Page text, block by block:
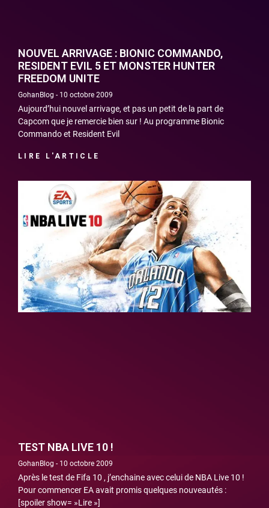
NOUVEL ARRIVAGE : BIONIC COMMANDO,
RESIDENT EVIL 5 ET MONSTER HUNTER
FREEDOM UNITE
GohanBlog 10 octobre 2009
Aujourd’hui nouvel arrivage, et pas un petit de la part de
Capcom que je remercie bien sur ! Au programme Bionic
Commando et Resident Evil
LIRE L'ARTICLE
TEST NBA LIVE 10 !
GohanBlog 10 octobre 2009
Après le test de Fifa 10 , j’enchaine avec celui de NBA Live 10 !
Pour commencer EA avait promis quelques nouveautés :
[spoiler show= »Lire »]